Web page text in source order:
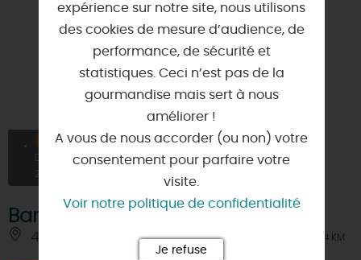
04
DÉC
2026
À PARTIR DE
12€
Barcella en concert : "Pagaille"
45570 - OUZOUER-SUR-LOIRE À 0.4 KM
expérience sur notre site, nous utilisons
des cookies de mesure d’audience, de
performance, de sécurité et
statistiques. Ceci n’est pas de la
gourmandise mais sert à nous
améliorer !
A vous de nous accorder (ou non) votre
consentement pour parfaire votre
visite.
Voir notre politique de confidentialité
Je refuse